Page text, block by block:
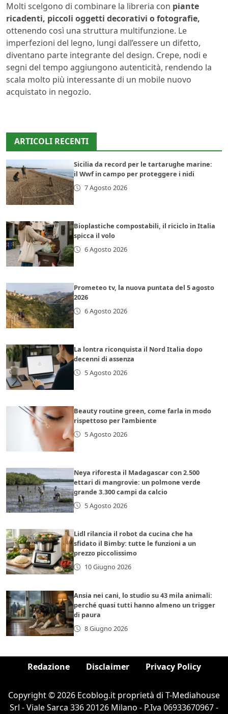
Molti scelgono di combinare la libreria con piante
ricadenti, piccoli oggetti decorativi o fotografie,
ottenendo così una struttura multifunzione. Le
imperfezioni del legno, lungi dall’essere un difetto,
diventano parte integrante del design. Crepe, nodi e
segni del tempo aggiungono autenticità, rendendo la
scala molto più interessante di un mobile nuovo
acquistato in negozio.
ARTICOLI RECENTI
Sicilia da record per le tartarughe marine:
il Wwf in campo per proteggere i nidi
7 Agosto 2026
Bioplastiche compostabili, il riciclo in Italia
spicca il volo
6 Agosto 2026
Prometeo tv, la nuova puntata del 5 agosto
2026
6 Agosto 2026
La lontra riconquista il Nord Italia dopo
decenni di assenza
5 Agosto 2026
Beauty routine green, come farla in modo
rispettoso per l’ambiente
5 Agosto 2026
Neya riforesta il Madagascar con 2.500
ettari di mangrovie: un polmone verde
grande 3.300 campi da calcio
5 Agosto 2026
Lidl rilancia il robot da cucina che ha
sfidato il Bimby: tutte le funzioni a un
prezzo piccolissimo
10 Giugno 2026
Ansia nei cani, lo studio su 43 mila animali:
perché quasi tutti hanno almeno un trigger
di paura
8 Giugno 2026
Redazione Disclaimer Privacy Policy
Copyright © 2026 Ecoblog.it proprietà di T-Mediahouse
Srl - Viale Sarca 336 20126 Milano - P.Iva 06933670967 -